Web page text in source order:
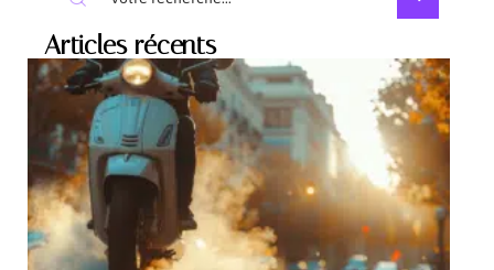
Articles récents